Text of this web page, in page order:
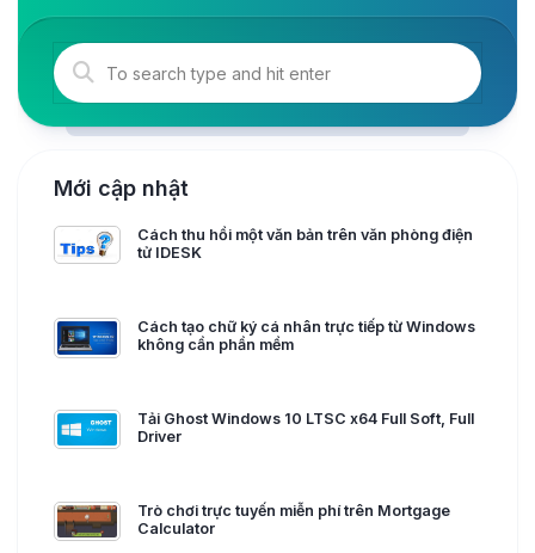
Mới cập nhật
Cách thu hồi một văn bản trên văn phòng điện
tử IDESK
Cách tạo chữ ký cá nhân trực tiếp từ Windows
không cần phần mềm
Tải Ghost Windows 10 LTSC x64 Full Soft, Full
Driver
Trò chơi trực tuyến miễn phí trên Mortgage
Calculator